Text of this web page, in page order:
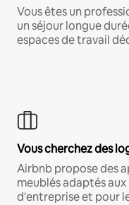
Vous êtes un
un séjour longue
espaces de travail
Vous cherchez des
Airbnb propose des
meublés adaptés
d'entreprise et pour